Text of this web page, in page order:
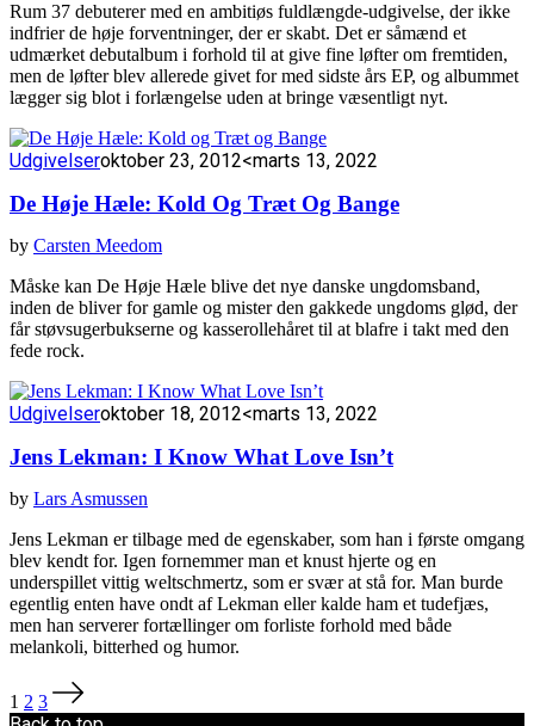
Rum 37 debuterer med en ambitiøs fuldlængde-udgivelse, der ikke
indfrier de høje forventninger, der er skabt. Det er såmænd et
udmærket debutalbum i forhold til at give fine løfter om fremtiden,
men de løfter blev allerede givet for med sidste års EP, og albummet
lægger sig blot i forlængelse uden at bringe væsentligt nyt.
Udgivelseroktober 23, 2012<marts 13, 2022
De Høje Hæle: Kold Og Træt Og Bange
by Carsten Meedom
Måske kan De Høje Hæle blive det nye danske ungdomsband,
inden de bliver for gamle og mister den gakkede ungdoms glød, der
får støvsugerbukserne og kasserollehåret til at blafre i takt med den
fede rock.
Udgivelseroktober 18, 2012<marts 13, 2022
Jens Lekman: I Know What Love Isn’t
by Lars Asmussen
Jens Lekman er tilbage med de egenskaber, som han i første omgang
blev kendt for. Igen fornemmer man et knust hjerte og en
underspillet vittig weltschmertz, som er svær at stå for. Man burde
egentlig enten have ondt af Lekman eller kalde ham et tudefjæs,
men han serverer fortællinger om forliste forhold med både
melankoli, bitterhed og humor.
Indlægsinddeling
1 2 3